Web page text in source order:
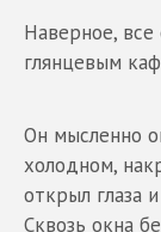
Наверное,
глянцевым
Он мысленно
холодном,
открыл глаза
Сквозь окна